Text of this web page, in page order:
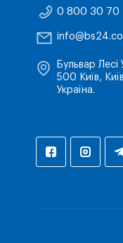
0 800 30 70
Бульвар
500 Київ,
Україна.